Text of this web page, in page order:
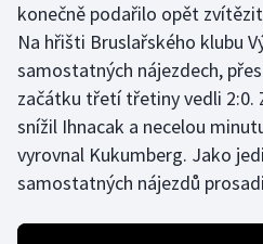
konečně podařilo opět
Na hřišti Bruslařského klubu
samostatných nájezdech,
začátku třetí třetiny vedli 2:0.
snížil Ihnacak a necelou
vyrovnal Kukumberg. Jako
samostatných nájezdů